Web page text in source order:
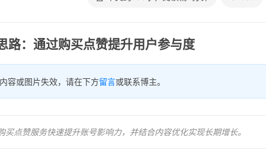
：通过购买点赞提升用户参与度
容或图片失效，请在下方留言或联系博主。
点赞服务快速提升账号影响力，并结合内容优化实现长期增长。